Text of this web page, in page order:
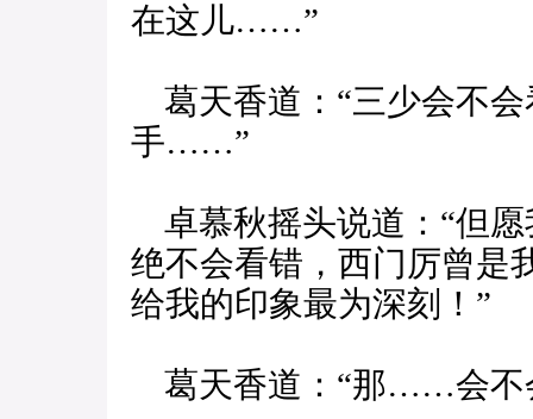
在这儿……”
葛天香道：“三少会不
手……”
卓慕秋摇头说道：“但
绝不会看错，西门厉曾是
给我的印象最为深刻！”
葛天香道：“那……会不